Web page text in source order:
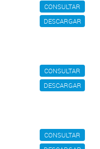
CONSULTAR
DESCARGAR
CONSULTAR
DESCARGAR
CONSULTAR